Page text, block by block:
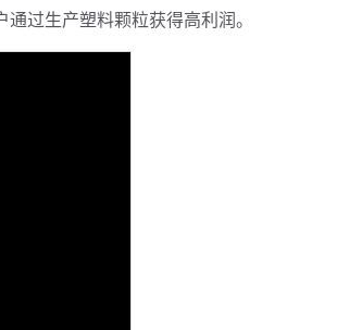
过生产塑料颗粒获得高利润。